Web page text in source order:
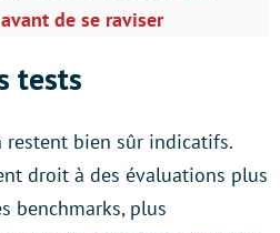
de se raviser
tests
restent bien sûr indicatifs.
droit à des évaluations plus
benchmarks, plus